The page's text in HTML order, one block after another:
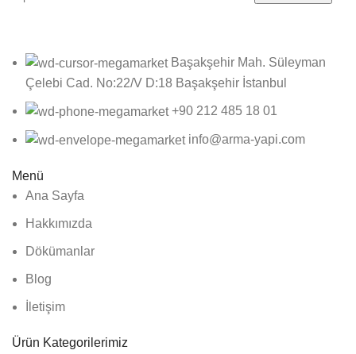
Başakşehir Mah. Süleyman
Çelebi Cad. No:22/V D:18 Başakşehir İstanbul
+90 212 485 18 01
info@arma-yapi.com
Menü
Ana Sayfa
Hakkımızda
Dökümanlar
Blog
İletişim
Ürün Kategorilerimiz